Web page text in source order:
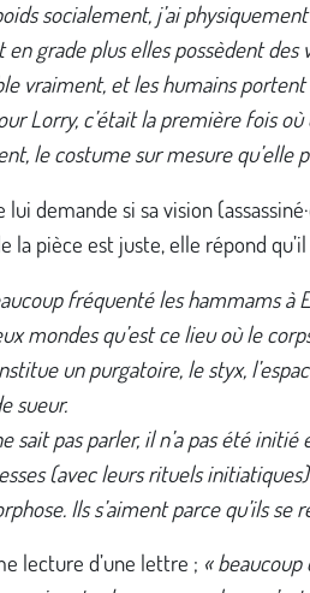
socialement, j’ai
grade plus elles possèdent des
vraiment, et les humains
Lorry, c’était la première fois
le costume sur mesure qu’elle
lui demande si sa vision
la pièce est juste, elle répond qu’il
fréquenté les hammams à
mondes qu’est ce lieu où le
un purgatoire, le styx,
sueur.
sait pas parler, il n’a pas été
(avec leurs rituels initiatiques)
Ils s’aiment parce qu’ils se
lecture d’une lettre ; « beaucoup